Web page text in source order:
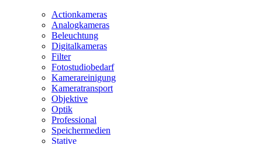
Actionkameras
Analogkameras
Beleuchtung
Digitalkameras
Filter
Fotostudiobedarf
Kamerareinigung
Kameratransport
Objektive
Optik
Professional
Speichermedien
Stative